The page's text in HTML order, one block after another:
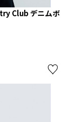
Club デニムボ